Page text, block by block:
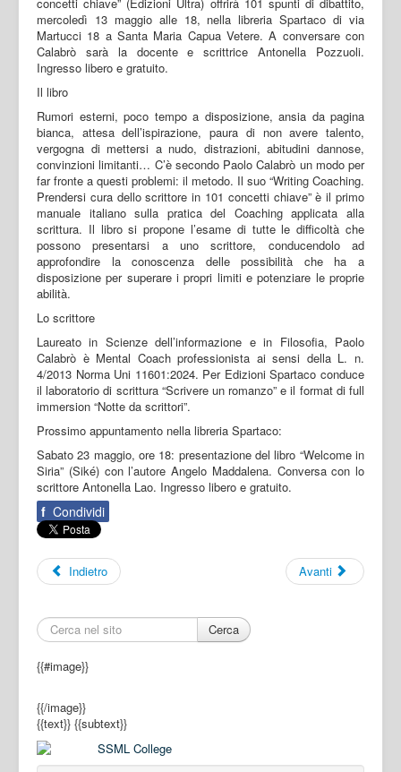
mercoledì 13 maggio alle 18, nella libreria Spartaco di via
Martucci 18 a Santa Maria Capua Vetere. A conversare con
Calabrò sarà la docente e scrittrice Antonella Pozzuoli.
Ingresso libero e gratuito.
Il libro
Rumori esterni, poco tempo a disposizione, ansia da pagina
bianca, attesa dell’ispirazione, paura di non avere talento,
vergogna di mettersi a nudo, distrazioni, abitudini dannose,
convinzioni limitanti… C’è secondo Paolo Calabrò un modo per
far fronte a questi problemi: il metodo. Il suo “Writing Coaching.
Prendersi cura dello scrittore in 101 concetti chiave” è il primo
manuale italiano sulla pratica del Coaching applicata alla
scrittura. Il libro si propone l’esame di tutte le difficoltà che
possono presentarsi a uno scrittore, conducendolo ad
approfondire la conoscenza delle possibilità che ha a
disposizione per superare i propri limiti e potenziare le proprie
abilità.
Lo scrittore
Laureato in Scienze dell’informazione e in Filosofia, Paolo
Calabrò è Mental Coach professionista ai sensi della L. n.
4/2013 Norma Uni 11601:2024. Per Edizioni Spartaco conduce
il laboratorio di scrittura “Scrivere un romanzo” e il format di full
immersion “Notte da scrittori”.
Prossimo appuntamento nella libreria Spartaco:
Sabato 23 maggio, ore 18: presentazione del libro “Welcome in
Siria” (Siké) con l’autore Angelo Maddalena. Conversa con lo
scrittore Antonella Lao. Ingresso libero e gratuito.
f Condividi
Indietro Avanti
Cerca
{{#image}}
{{/image}}
{{text}} {{subtext}}